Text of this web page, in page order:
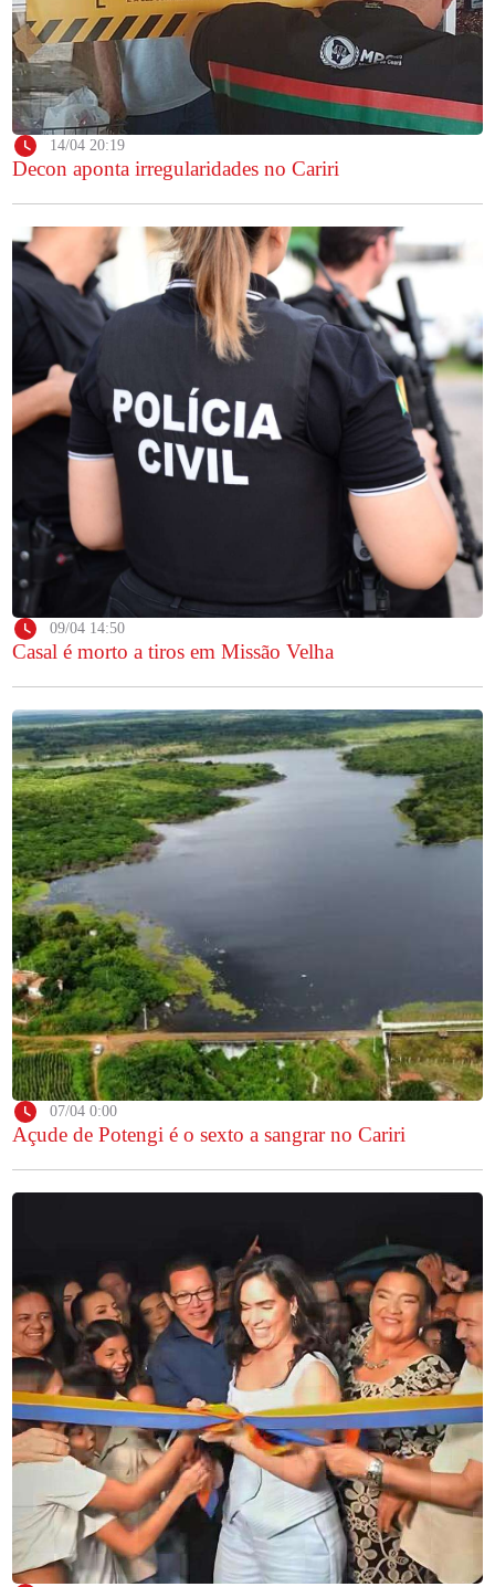
14/04 20:19
Decon aponta irregularidades no Cariri
09/04 14:50
Casal é morto a tiros em Missão Velha
07/04 0:00
Açude de Potengi é o sexto a sangrar no Cariri